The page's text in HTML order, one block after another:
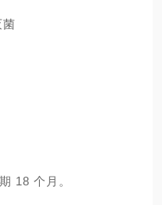
18 个月。